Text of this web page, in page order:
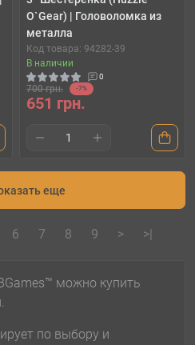
O`Gear) | Головоломка из
металла
Код товара: 94282-39
В наличии
0
700 грн. -7%
651 грн.
еще
6 7 8 9 > >|
можно купить
по выбору и